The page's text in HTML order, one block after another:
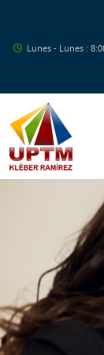
Lunes - Lunes :